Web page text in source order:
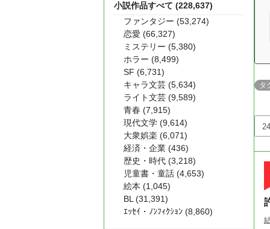
タ
小説作品すべて (228,637)
ファンタジー (53,274)
恋愛 (66,327)
ミステリー (5,380)
ホラー (8,499)
SF (6,731)
キャラ文芸 (5,634)
ライト文芸 (9,589)
青春 (7,915)
現代文学 (9,614)
大衆娯楽 (6,071)
経済・企業 (436)
歴史・時代 (3,218)
児童書・童話 (4,653)
絵本 (1,045)
BL (31,391)
ｴｯｾｲ・ﾉﾝﾌｨｸｼｮﾝ (8,860)